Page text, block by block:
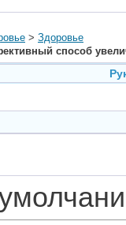
> Здоровье
способ